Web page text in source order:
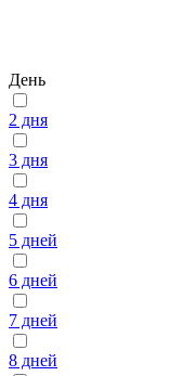
День
2 дня
3 дня
4 дня
5 дней
6 дней
7 дней
8 дней